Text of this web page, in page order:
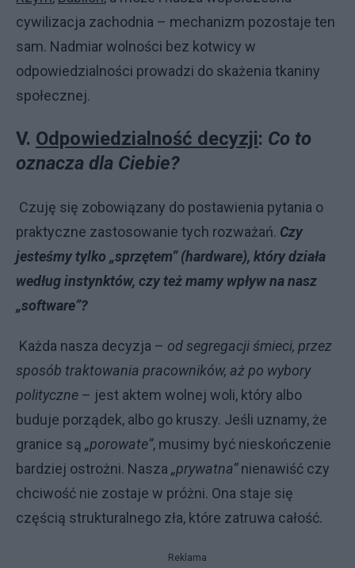
cywilizacja zachodnia – mechanizm pozostaje ten
sam. Nadmiar wolności bez kotwicy w
odpowiedzialności prowadzi do skażenia tkaniny
społecznej.
V. Odpowiedzialność decyzji: Co to
oznacza dla Ciebie?
Czuję się zobowiązany do postawienia pytania o
praktyczne zastosowanie tych rozważań. Czy
jesteśmy tylko „sprzętem” (hardware), który działa
według instynktów, czy też mamy wpływ na nasz
„software”?
Każda nasza decyzja – od segregacji śmieci, przez
sposób traktowania pracowników, aż po wybory
polityczne – jest aktem wolnej woli, który albo
buduje porządek, albo go kruszy. Jeśli uznamy, że
granice są „porowate”, musimy być nieskończenie
bardziej ostrożni. Nasza „prywatna”nienawiść czy
chciwość nie zostaje w próżni. Ona staje się
częścią strukturalnego zła, które zatruwa całość.
Reklama